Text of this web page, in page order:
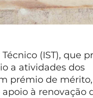
(IST), que
a atividades dos
prémio de
à renovação